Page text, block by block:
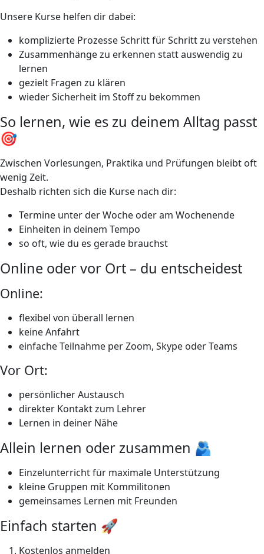
Unsere Kurse helfen dir dabei:
komplizierte Prozesse Schritt für Schritt zu verstehen
Zusammenhänge zu erkennen statt auswendig zu
lernen
gezielt Fragen zu klären
wieder Sicherheit im Stoff zu bekommen
So lernen, wie es zu deinem Alltag passt
🎯
Zwischen Vorlesungen, Praktika und Prüfungen bleibt oft
wenig Zeit.
Deshalb richten sich die Kurse nach dir:
Termine unter der Woche oder am Wochenende
Einheiten in deinem Tempo
so oft, wie du es gerade brauchst
Online oder vor Ort – du entscheidest
Online:
flexibel von überall lernen
keine Anfahrt
einfache Teilnahme per Zoom, Skype oder Teams
Vor Ort:
persönlicher Austausch
direkter Kontakt zum Lehrer
Lernen in deiner Nähe
Allein lernen oder zusammen 🫂
Einzelunterricht für maximale Unterstützung
kleine Gruppen mit Kommilitonen
gemeinsames Lernen mit Freunden
Einfach starten 🚀
Kostenlos anmelden